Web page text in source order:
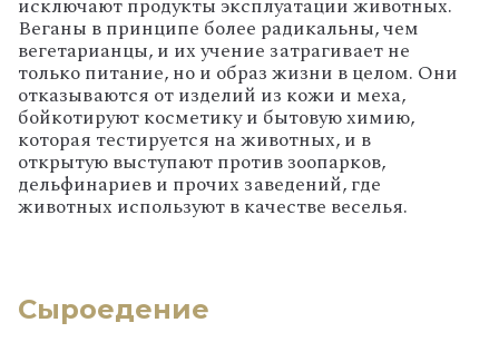
исключают продукты эксплуатации животных.
Веганы в принципе более радикальны, чем
вегетарианцы, и их учение затрагивает не
только питание, но и образ жизни в целом. Они
отказываются от изделий из кожи и меха,
бойкотируют косметику и бытовую химию,
которая тестируется на животных, и в
открытую выступают против зоопарков,
дельфинариев и прочих заведений, где
животных используют в качестве веселья.
Сыроедение